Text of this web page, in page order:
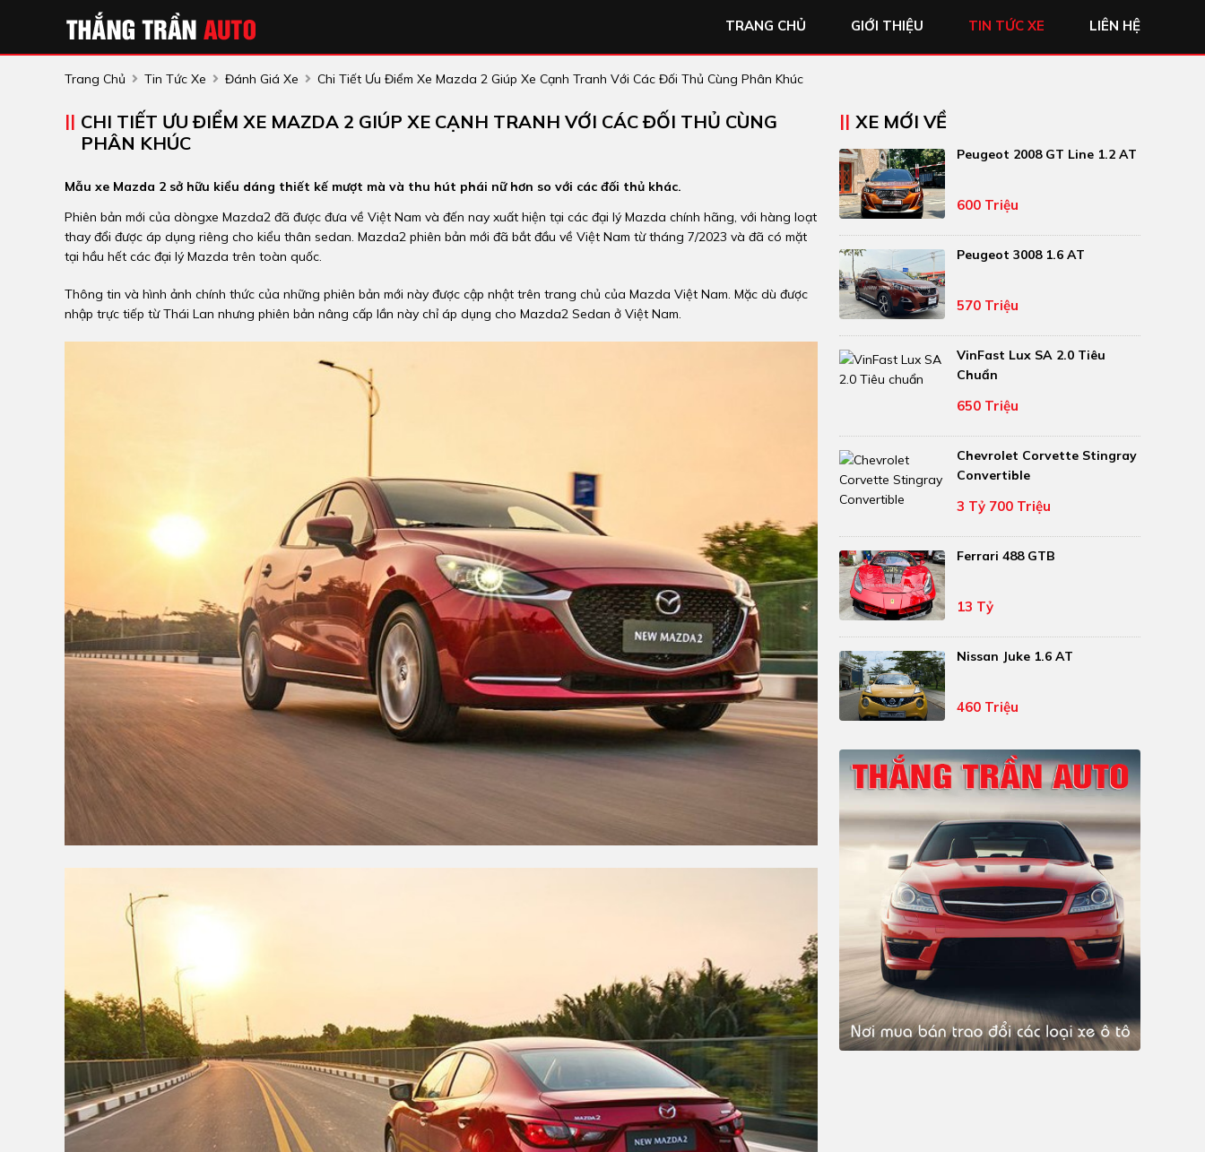
TRANG CHỦ GIỚI THIỆU TIN TỨC XE LIÊN HỆ
Trang Chủ Tin Tức Xe Đánh Giá Xe Chi Tiết Ưu Điểm Xe Mazda 2 Giúp Xe Cạnh Tranh Với Các Đối Thủ Cùng Phân Khúc
CHI TIẾT ƯU ĐIỂM XE MAZDA 2 GIÚP XE CẠNH TRANH VỚI CÁC ĐỐI THỦ CÙNG
PHÂN KHÚC
Mẫu xe Mazda 2 sở hữu kiểu dáng thiết kế mượt mà và thu hút phái nữ hơn so với các đối thủ khác.
Phiên bản mới của dòngxe Mazda2 đã được đưa về Việt Nam và đến nay xuất hiện tại các đại lý Mazda chính hãng, với hàng loạt
thay đổi được áp dụng riêng cho kiểu thân sedan. Mazda2 phiên bản mới đã bắt đầu về Việt Nam từ tháng 7/2023 và đã có mặt
tại hầu hết các đại lý Mazda trên toàn quốc.
Thông tin và hình ảnh chính thức của những phiên bản mới này được cập nhật trên trang chủ của Mazda Việt Nam. Mặc dù được
nhập trực tiếp từ Thái Lan nhưng phiên bản nâng cấp lần này chỉ áp dụng cho Mazda2 Sedan ở Việt Nam.
XE MỚI VỀ
Peugeot 2008 GT Line 1.2 AT
600 Triệu
Peugeot 3008 1.6 AT
570 Triệu
VinFast Lux SA 2.0 Tiêu
Chuẩn
650 Triệu
Chevrolet Corvette Stingray
Convertible
3 Tỷ 700 Triệu
Ferrari 488 GTB
13 Tỷ
Nissan Juke 1.6 AT
460 Triệu